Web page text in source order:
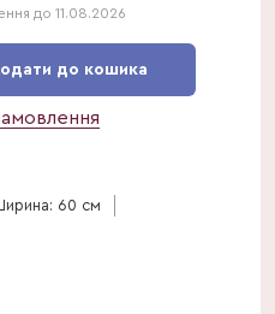
до 11.08.2026
до кошика
60 см